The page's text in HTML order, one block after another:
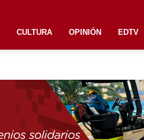
CULTURA OPINIÓN EDTV